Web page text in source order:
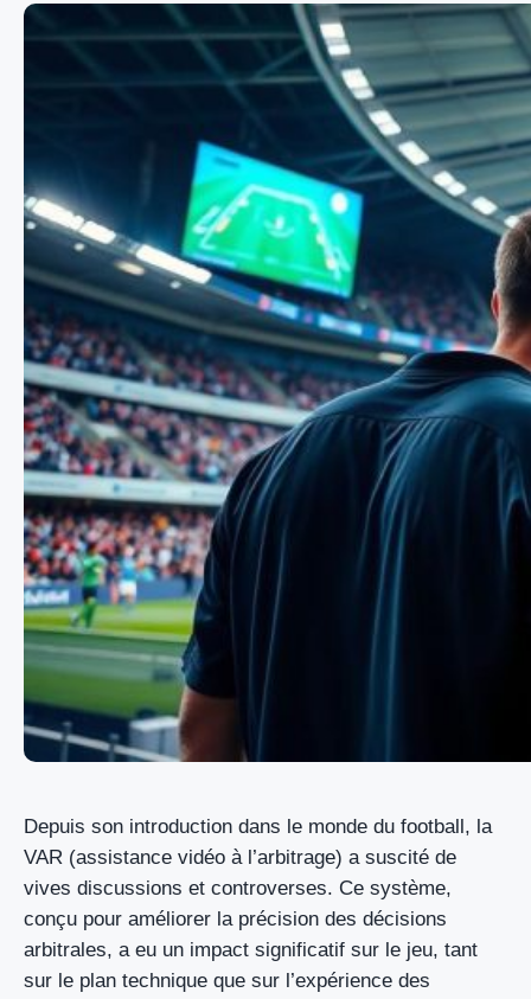
Depuis son introduction dans le monde du football, la
VAR (assistance vidéo à l’arbitrage) a suscité de
vives discussions et controverses. Ce système,
conçu pour améliorer la précision des décisions
arbitrales, a eu un impact significatif sur le jeu, tant
sur le plan technique que sur l’expérience des